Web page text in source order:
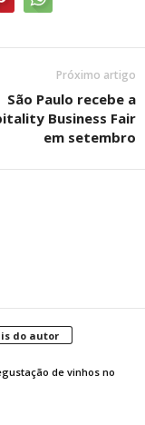
Próximo artigo
São Paulo recebe a
Business Fair
em setembro
do autor
de vinhos no